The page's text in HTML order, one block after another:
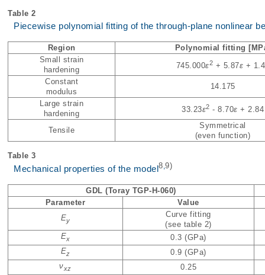
Table 2
Piecewise polynomial fitting of the through-plane nonlinear
Region
Polynomial fitting
Small strain
hardening
745.000ε2 + 5.87ε +
Constant
modulus
14.175
Large strain
hardening
33.23ε2 - 8.70ε + 2.84
Tensile
Symmetrical
(even function)
Table 3
Mechanical properties of the model 8,9)
GDL (Toray TGP-H-060)
Parameter
Value
Ey
Curve fitting
(see table 2)
Ex
0.3 (GPa)
Ez
0.9 (GPa)
νxz
0.25